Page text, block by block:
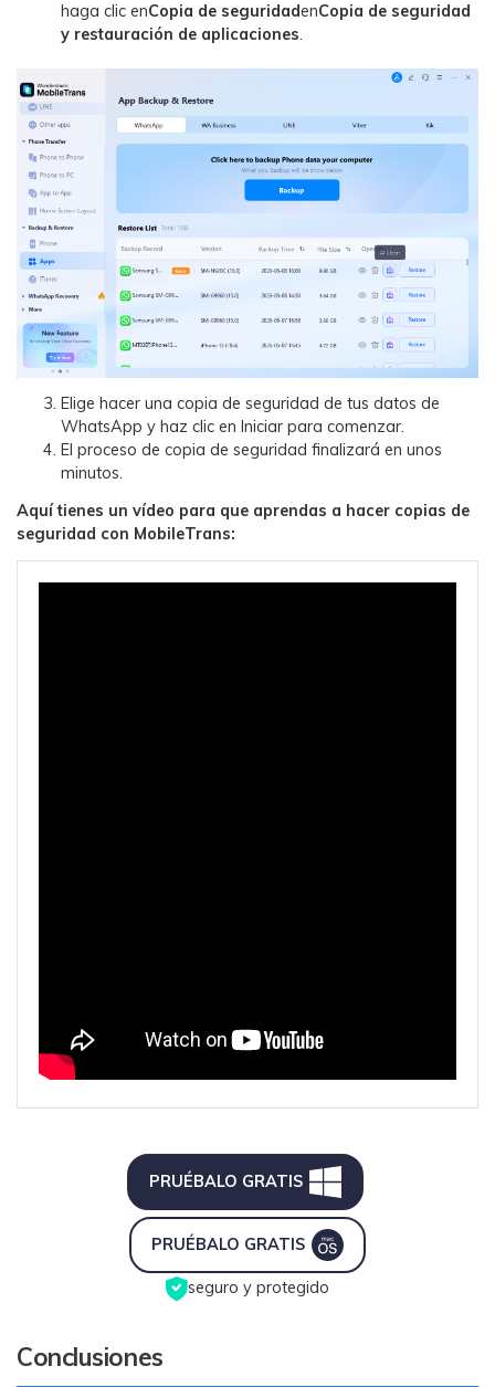
haga clic enCopia de seguridadenCopia de seguridad
y restauración de aplicaciones.
Elige hacer una copia de seguridad de tus datos de
WhatsApp y haz clic en Iniciar para comenzar.
El proceso de copia de seguridad finalizará en unos
minutos.
Aquí tienes un vídeo para que aprendas a hacer copias de
seguridad con MobileTrans:
PRUÉBALO GRATIS󠀲󠀩󠀡󠀠󠀡󠀠󠀣󠀥󠀳
󠀰PRUÉBALO GRATIS󠀲󠀩󠀡󠀠󠀡󠀠󠀣󠀥󠀳
seguro y protegido
Conclusiones